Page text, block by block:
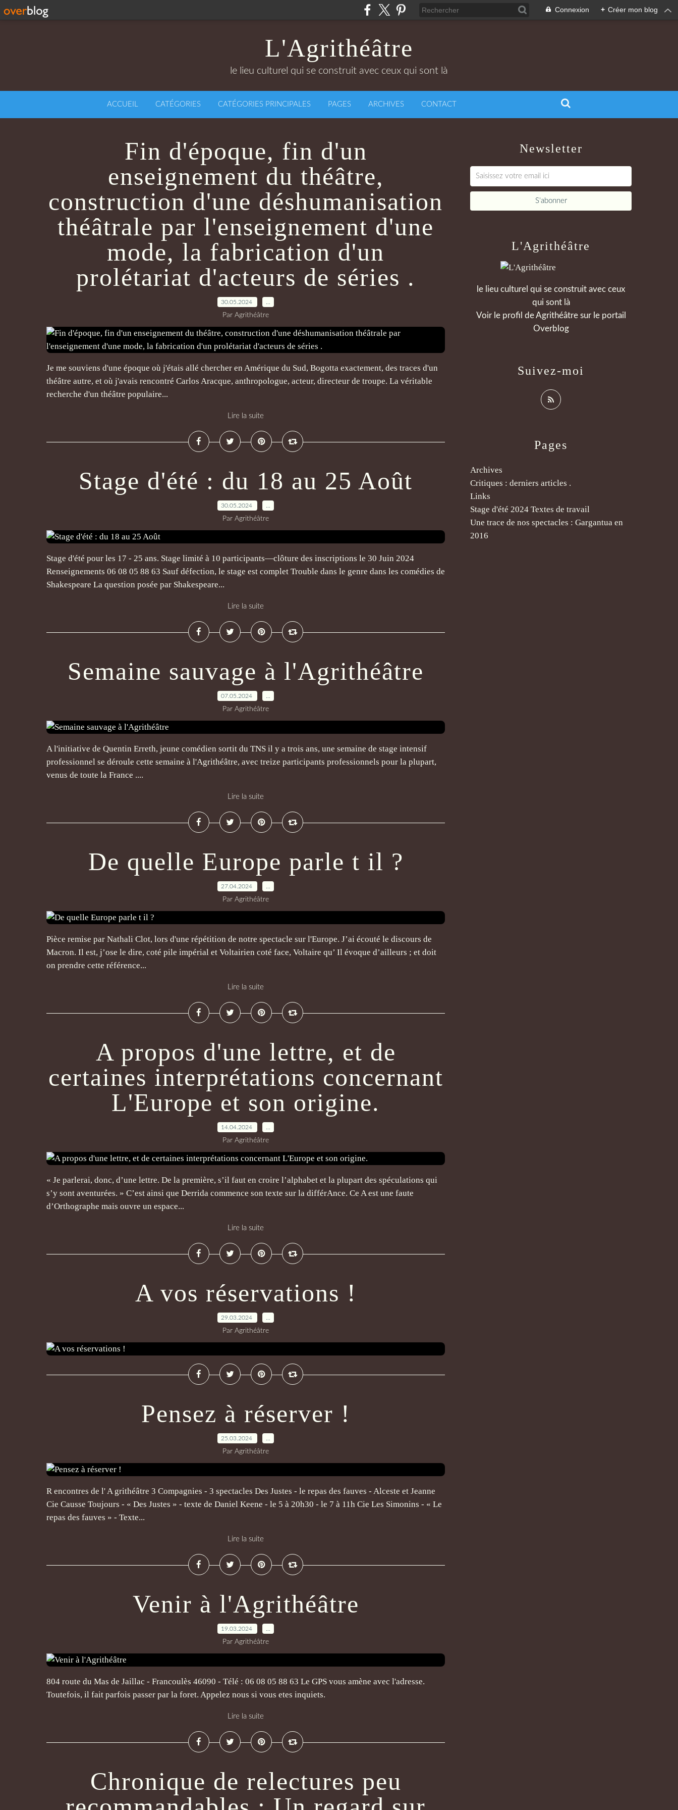
Connexion + Créer mon blog
L'Agrithéâtre
le lieu culturel qui se construit avec ceux qui sont là
ACCUEIL CATÉGORIES CATÉGORIES PRINCIPALES PAGES ARCHIVES CONTACT
Fin d'époque, fin d'un
enseignement du théâtre,
construction d'une déshumanisation
théâtrale par l'enseignement d'une
mode, la fabrication d'un
prolétariat d'acteurs de séries .
30.05.2024
Par Agrithéâtre
Je me souviens d'une époque où j'étais allé chercher en Amérique du Sud, Bogotta exactement, des traces d'un
théâtre autre, et où j'avais rencontré Carlos Aracque, anthropologue, acteur, directeur de troupe. La véritable
recherche d'un théâtre populaire...
Lire la suite
Stage d'été : du 18 au 25 Août
30.05.2024
Par Agrithéâtre
Stage d'été pour les 17 - 25 ans. Stage limité à 10 participants—clôture des inscriptions le 30 Juin 2024
Renseignements 06 08 05 88 63 Sauf défection, le stage est complet Trouble dans le genre dans les comédies de
Shakespeare La question posée par Shakespeare...
Lire la suite
Semaine sauvage à l'Agrithéâtre
07.05.2024
Par Agrithéâtre
A l'initiative de Quentin Erreth, jeune comédien sortit du TNS il y a trois ans, une semaine de stage intensif
professionnel se déroule cette semaine à l'Agrithéâtre, avec treize participants professionnels pour la plupart,
venus de toute la France ....
Lire la suite
De quelle Europe parle t il ?
27.04.2024
Par Agrithéâtre
Pièce remise par Nathali Clot, lors d'une répétition de notre spectacle sur l'Europe. J’ai écouté le discours de
Macron. Il est, j’ose le dire, coté pile impérial et Voltairien coté face, Voltaire qu’ Il évoque d’ailleurs ; et doit
on prendre cette référence...
Lire la suite
A propos d'une lettre, et de
certaines interprétations concernant
L'Europe et son origine.
14.04.2024
Par Agrithéâtre
« Je parlerai, donc, d’une lettre. De la première, s’il faut en croire l’alphabet et la plupart des spéculations qui
s’y sont aventurées. » C’est ainsi que Derrida commence son texte sur la différAnce. Ce A est une faute
d’Orthographe mais ouvre un espace...
Lire la suite
A vos réservations !
29.03.2024
Par Agrithéâtre
Pensez à réserver !
25.03.2024
Par Agrithéâtre
R encontres de l' A grithéâtre 3 Compagnies - 3 spectacles Des Justes - le repas des fauves - Alceste et Jeanne
Cie Causse Toujours - « Des Justes » - texte de Daniel Keene - le 5 à 20h30 - le 7 à 11h Cie Les Simonins - « Le
repas des fauves » - Texte...
Lire la suite
Venir à l'Agrithéâtre
19.03.2024
Par Agrithéâtre
804 route du Mas de Jaillac - Francoulès 46090 - Télé : 06 08 05 88 63 Le GPS vous amène avec l'adresse.
Toutefois, il fait parfois passer par la foret. Appelez nous si vous etes inquiets.
Lire la suite
Chronique de relectures peu
Newsletter
Pages
Archives
Critiques : derniers articles .
Links
Stage d'été 2024 Textes de travail
Une trace de nos spectacles : Gargantua en
2016
L'Agrithéâtre
le lieu culturel qui se construit avec ceux
qui sont là
Voir le profil deAgrithéâtresur le portail
Overblog
Suivez-moi